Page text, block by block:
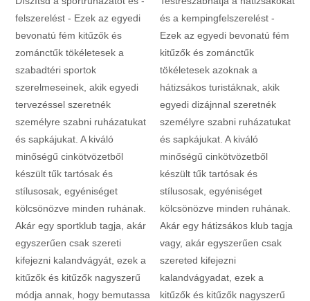
felszerelést - Ezek az egyedi
bevonatú fém kitűzők és
zománctűk tökéletesek a
szabadtéri sportok
szerelmeseinek, akik egyedi
tervezéssel szeretnék
személyre szabni ruházatukat
és sapkájukat. A kiváló
minőségű cinkötvözetből
készült tűk tartósak és
stílusosak, egyéniséget
kölcsönözve minden ruhának.
Akár egy sportklub tagja, akár
egyszerűen csak szereti
kifejezni kalandvágyát, ezek a
kitűzők és kitűzők nagyszerű
módja annak, hogy bemutassa
és a kempingfelszerelést -
Ezek az egyedi bevonatú fém
kitűzők és zománctűk
tökéletesek azoknak a
hátizsákos turistáknak, akik
egyedi dizájnnal szeretnék
személyre szabni ruházatukat
és sapkájukat. A kiváló
minőségű cinkötvözetből
készült tűk tartósak és
stílusosak, egyéniséget
kölcsönözve minden ruhának.
Akár egy hátizsákos klub tagja
vagy, akár egyszerűen csak
szereted kifejezni
kalandvágyadat, ezek a
kitűzők és kitűzők nagyszerű